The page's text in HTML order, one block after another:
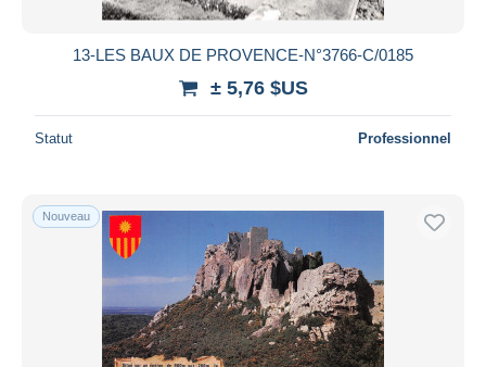
13-LES BAUX DE PROVENCE-N°3766-C/0185
± 5,76 $US
Statut Professionnel
Nouveau